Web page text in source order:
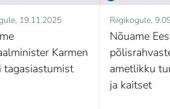
19.11.2025
Karmen
tagasiastumist
Riigikogule
Nõuame
ametlikku
ja kaitset